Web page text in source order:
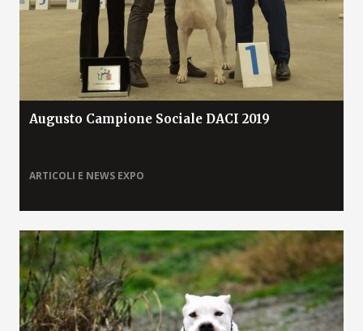
Augusto Campione Sociale DACI 2019
ARTICOLI E NEWS EXPO